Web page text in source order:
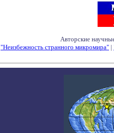
Авторские
"Неизбежность странного микромира" |